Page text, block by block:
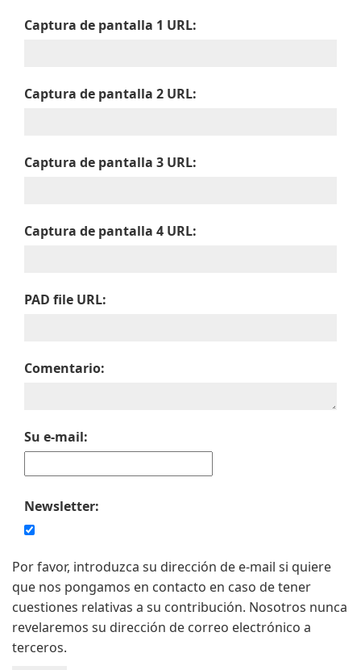
Captura de pantalla 1 URL:
Captura de pantalla 2 URL:
Captura de pantalla 3 URL:
Captura de pantalla 4 URL:
PAD file URL:
Comentario:
Su e-mail:
Newsletter:
Por favor, introduzca su dirección de e-mail si quiere
que nos pongamos en contacto en caso de tener
cuestiones relativas a su contribución. Nosotros nunca
revelaremos su dirección de correo electrónico a
terceros.